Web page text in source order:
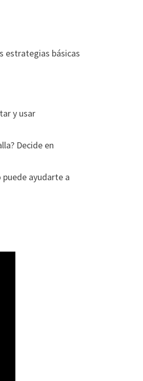
estrategias básicas
y usar
Decide en
ayudarte a